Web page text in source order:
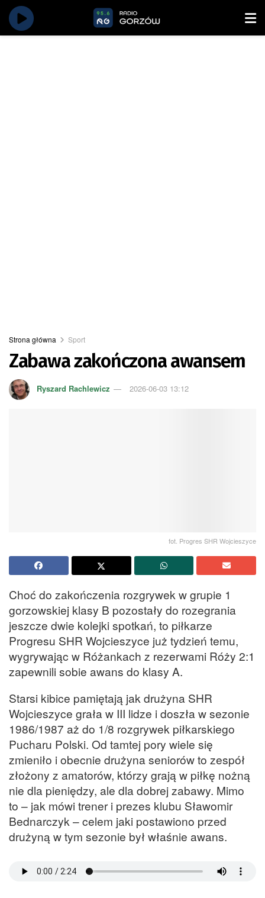
Strona główna Sport
Zabawa zakończona awansem
Ryszard Rachlewicz 2026-06-03 13:12
fot. Progres SHR Wojcieszyce
Choć do zakończenia rozgrywek w grupie 1
gorzowskiej klasy B pozostały do rozegrania
jeszcze dwie kolejki spotkań, to piłkarze
Progresu SHR Wojcieszyce już tydzień temu,
wygrywając w Różankach z rezerwami Róży 2:1
zapewnili sobie awans do klasy A.
Starsi kibice pamiętają jak drużyna SHR
Wojcieszyce grała w III lidze i doszła w sezonie
1986/1987 aż do 1/8 rozgrywek piłkarskiego
Pucharu Polski. Od tamtej pory wiele się
zmieniło i obecnie drużyna seniorów to zespół
złożony z amatorów, którzy grają w piłkę nożną
nie dla pieniędzy, ale dla dobrej zabawy. Mimo
to – jak mówi trener i prezes klubu Sławomir
Bednarczyk – celem jaki postawiono przed
drużyną w tym sezonie był właśnie awans.